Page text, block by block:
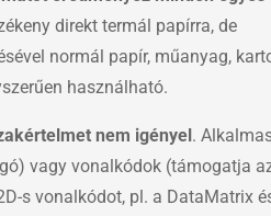
direkt termál papírra, de
normál papír, műanyag,
használható.
nem igényel.
vagy vonalkódok (támogatja
s vonalkódot, pl. a DataMatrix